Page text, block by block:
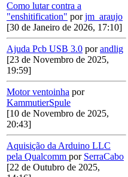
Como lutar contra a
"enshitification" porjm_araujo
[30 de Janeiro de 2026, 17:10]
Ajuda Pcb USB 3.0 porandlig
[23 de Novembro de 2025,
19:59]
Motor ventoinha por
KammutierSpule
[10 de Novembro de 2025,
20:43]
Aquisição da Arduino LLC
pela Qualcomm por SerraCabo
[22 de Outubro de 2025,